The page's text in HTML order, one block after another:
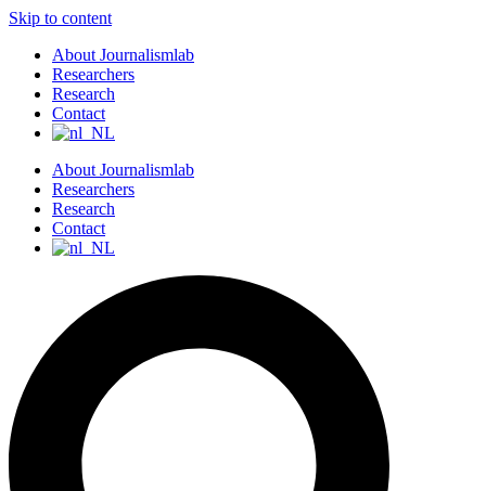
Skip to content
About Journalismlab
Researchers
Research
Contact
About Journalismlab
Researchers
Research
Contact